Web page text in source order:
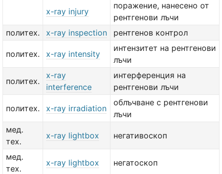
x-ray injury
поражение, нанесено от
рентгенови лъчи
политех.
x-ray inspection рентгенов контрол
политех. x-ray intensity
интензитет на рентгенови
лъчи
политех.
x-ray
interference
интерференция на
рентгенови лъчи
политех. x-ray irradiation
облъчване с рентгенови
лъчи
мед.
тех.
x-ray lightbox негативоскоп
мед.
тех.
x-ray lightbox негатоскоп